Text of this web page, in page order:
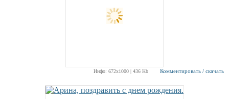
Инфо: 672х1000 | 436 Kb Комментировать / скачать